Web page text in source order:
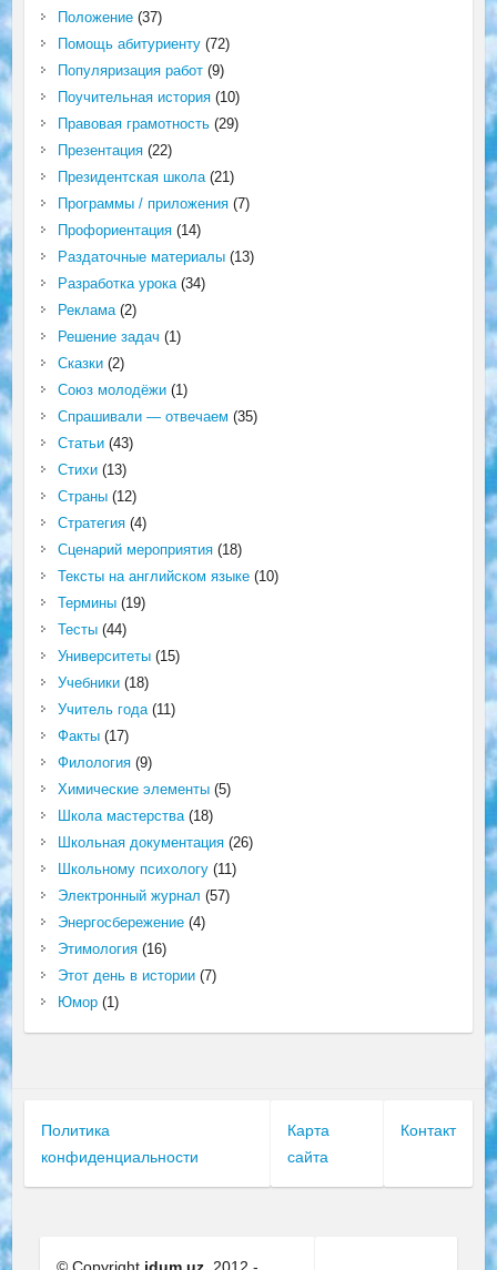
Положение(37)
Помощь абитуриенту(72)
Популяризация работ(9)
Поучительная история(10)
Правовая грамотность(29)
Презентация(22)
Президентская школа(21)
Программы / приложения(7)
Профориентация(14)
Раздаточные материалы(13)
Разработка урока(34)
Реклама(2)
Решение задач (1)
Сказки(2)
Союз молодёжи(1)
Спрашивали — отвечаем (35)
Статьи(43)
Стихи(13)
Страны(12)
Стратегия(4)
Сценарий мероприятия(18)
Тексты на английском языке(10)
Термины(19)
Тесты(44)
Университеты(15)
Учебники(18)
Учитель года(11)
Факты(17)
Филология(9)
Химические элементы(5)
Школа мастерства(18)
Школьная документация(26)
Школьному психологу(11)
Электронный журнал (57)
Энергосбережение(4)
Этимология(16)
Этот день в истории(7)
Юмор(1)
Политика
конфиденциальности
Карта
сайта
Контакт